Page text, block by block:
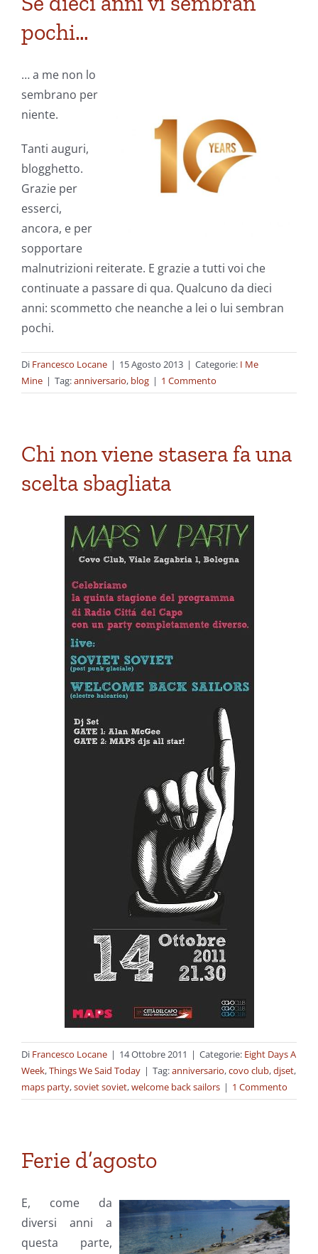
pochi…
… a me non lo
sembrano per
niente.
Tanti auguri,
blogghetto.
Grazie per
esserci,
ancora, e per
sopportare
malnutrizioni reiterate. E grazie a tutti voi che
continuate a passare di qua. Qualcuno da dieci
anni: scommetto che neanche a lei o lui sembran
pochi.
Di Francesco Locane | 15 Agosto 2013 | Categorie: I Me
Mine | Tag:anniversario, blog | 1 Commento
Chi non viene stasera fa una
scelta sbagliata
Di Francesco Locane | 14 Ottobre 2011 | Categorie: Eight Days A
Week,Things We Said Today | Tag:anniversario,covo club,djset,
maps party,soviet soviet,welcome back sailors | 1 Commento
Ferie d’agosto
E, come da
diversi anni a
questa parte,